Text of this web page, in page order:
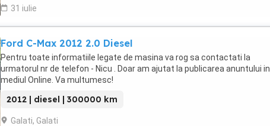
31 iulie
Ford C-Max 2012 2.0 Diesel
Pentru toate informatiile legate de masina va rog sa contactati la
urmatorul nr de telefon - Nicu . Doar am ajutat la publicarea anuntului in
mediul Online. Va multumesc!
2012 | diesel | 300000 km
Galati, Galati